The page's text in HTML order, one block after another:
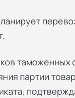
таможенных
партии